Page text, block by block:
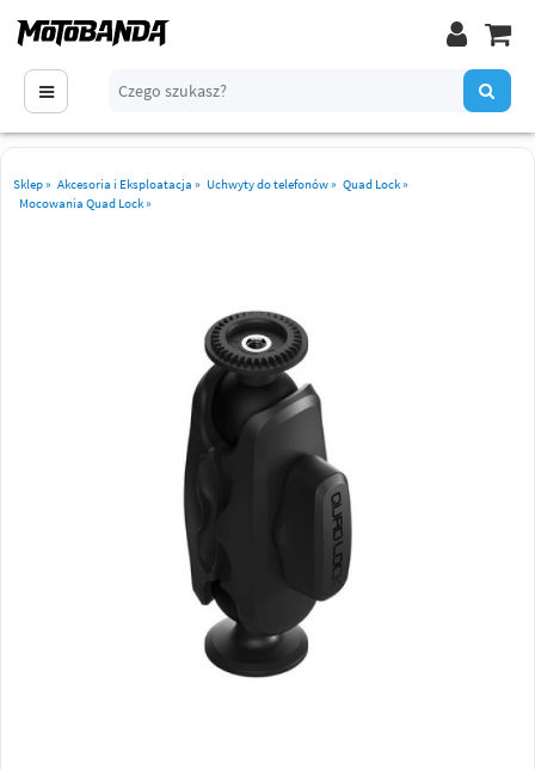
Sklep» Akcesoria i Eksploatacja » Uchwyty do telefonów» Quad Lock»
Mocowania Quad Lock»